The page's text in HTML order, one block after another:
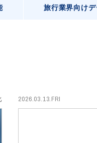
旅行業界向け
2026.03.13.FRI